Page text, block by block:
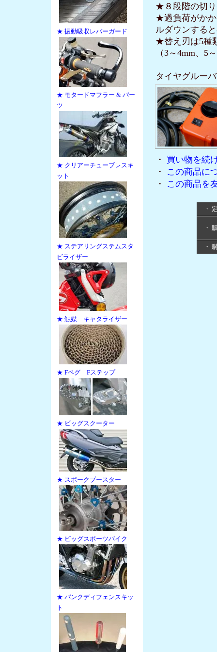
★ 振動吸収レバーガード
★ モタードマフラー & パー
ツ
★ クリアーチューブレスキ
ット
★ ステアリングステムスタ
ビライザー
★ 触媒 キャタライザー
★ Fペグ Fステップ
★ ビッグスクーター
★ スポークブースター
★ ビッグスポーツバイク
★ パンクディフェンスキッ
ト
★８段階の切
★過負荷がかか
ルダウンする
★替え刃は5種
（3～4mm、5
タイヤグルー
・ 買い物を続
・ この商品に
・ この商品を
・
・
・